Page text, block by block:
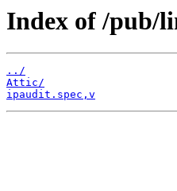
Index of /pub/
../
Attic/
ipaudit.spec,v